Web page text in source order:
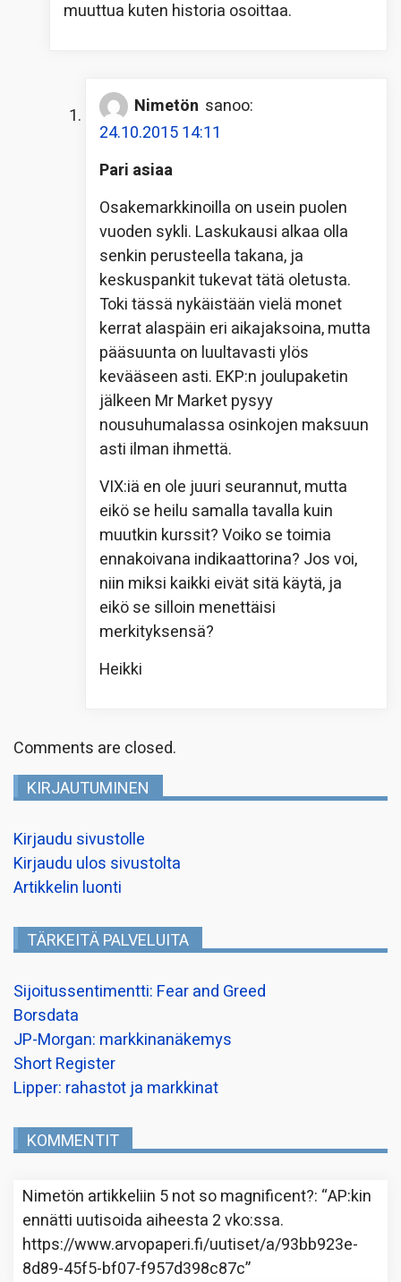
muuttua kuten historia osoittaa.
Nimetön sanoo:
24.10.2015 14:11
Pari asiaa
Osakemarkkinoilla on usein puolen
vuoden sykli. Laskukausi alkaa olla
senkin perusteella takana, ja
keskuspankit tukevat tätä oletusta.
Toki tässä nykäistään vielä monet
kerrat alaspäin eri aikajaksoina, mutta
pääsuunta on luultavasti ylös
kevääseen asti. EKP:n joulupaketin
jälkeen Mr Market pysyy
nousuhumalassa osinkojen maksuun
asti ilman ihmettä.
VIX:iä en ole juuri seurannut, mutta
eikö se heilu samalla tavalla kuin
muutkin kurssit? Voiko se toimia
ennakoivana indikaattorina? Jos voi,
niin miksi kaikki eivät sitä käytä, ja
eikö se silloin menettäisi
merkityksensä?
Heikki
Comments are closed.
KIRJAUTUMINEN
Kirjaudu sivustolle
Kirjaudu ulos sivustolta
Artikkelin luonti
TÄRKEITÄ PALVELUITA
Sijoitussentimentti: Fear and Greed
Borsdata
JP-Morgan: markkinanäkemys
Short Register
Lipper: rahastot ja markkinat
KOMMENTIT
Nimetön artikkeliin 5 not so magnificent?: “AP:kin
ennätti uutisoida aiheesta 2 vko:ssa.
https://www.arvopaperi.fi/uutiset/a/93bb923e-
8d89-45f5-bf07-f957d398c87c”